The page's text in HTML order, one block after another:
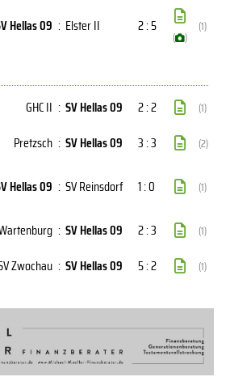
Hellas 09 : Elster II 2 : 5
( )
(1)
GHC II : SV Hellas 09 2 : 2 (1)
Pretzsch : SV Hellas 09 3 : 3 (2)
Hellas 09 : SV Reinsdorf 1 : 0 (1)
: SV Hellas 09 2 : 3 (1)
Zwochau : SV Hellas 09 5 : 2 (1)